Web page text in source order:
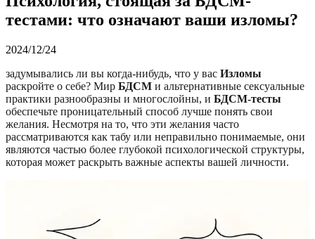
тестами: что означают ваши изломы?
2024/12/24
задумывались ли вы когда-нибудь, что у вас Изломы
раскройте о себе? Мир БДСМ и альтернативные сексуальные
практики разнообразны и многослойны, и БДСМ-тесты
обеспечьте проницательный способ лучше понять свои
желания. Несмотря на то, что эти желания часто
рассматриваются как табу или неправильно понимаемые, они
являются частью более глубокой психологической структуры,
которая может раскрыть важные аспекты вашей личности.